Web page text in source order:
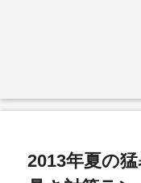
2013年夏の